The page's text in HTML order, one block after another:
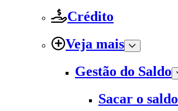
Crédito
Veja mais
Gestão do Saldo
Sacar o saldo